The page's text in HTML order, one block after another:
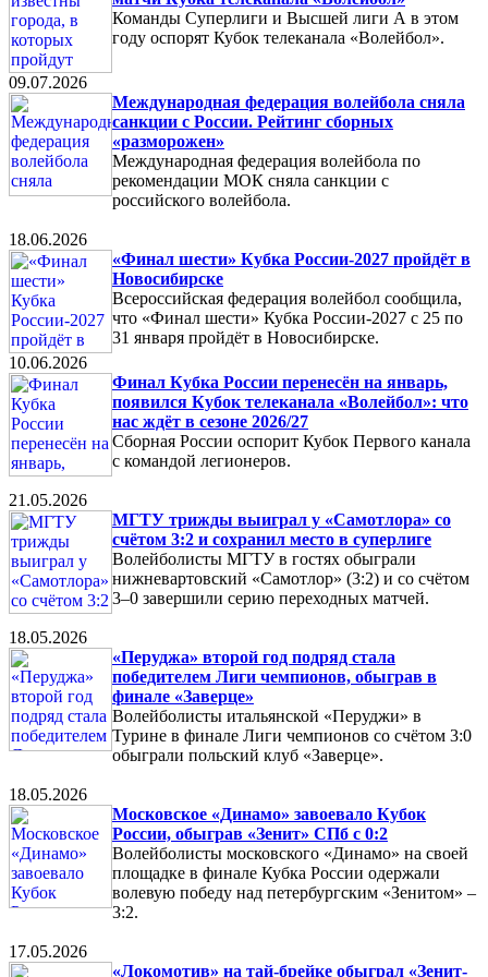
Команды Суперлиги и Высшей лиги А в этом
году оспорят Кубок телеканала «Волейбол».
09.07.2026
Международная федерация волейбола сняла
санкции с России. Рейтинг сборных
«разморожен»
Международная федерация волейбола по
рекомендации МОК сняла санкции с
российского волейбола.
18.06.2026
«Финал шести» Кубка России-2027 пройдёт в
Новосибирске
Всероссийская федерация волейбол сообщила,
что «Финал шести» Кубка России-2027 с 25 по
31 января пройдёт в Новосибирске.
10.06.2026
Финал Кубка России перенесён на январь,
появился Кубок телеканала «Волейбол»: что
нас ждёт в сезоне 2026/27
Сборная России оспорит Кубок Первого канала
с командой легионеров.
21.05.2026
МГТУ трижды выиграл у «Самотлора» со
счётом 3:2 и сохранил место в суперлиге
Волейболисты МГТУ в гостях обыграли
нижневартовский «Самотлор» (3:2) и со счётом
3–0 завершили серию переходных матчей.
18.05.2026
«Перуджа» второй год подряд стала
победителем Лиги чемпионов, обыграв в
финале «Заверце»
Волейболисты итальянской «Перуджи» в
Турине в финале Лиги чемпионов со счётом 3:0
обыграли польский клуб «Заверце».
18.05.2026
Московское «Динамо» завоевало Кубок
России, обыграв «Зенит» СПб с 0:2
Волейболисты московского «Динамо» на своей
площадке в финале Кубка России одержали
волевую победу над петербургским «Зенитом» –
3:2.
17.05.2026
«Локомотив» на тай-брейке обыграл «Зенит-